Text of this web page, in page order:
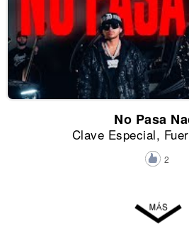
No Pasa
Clave Especial,
2